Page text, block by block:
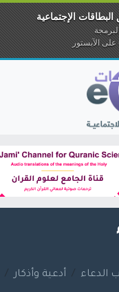
الدعاء أدعية وأذكار
البطاقات الإجتماعية
على الآبستور